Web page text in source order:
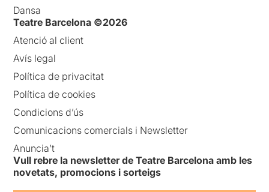
Dansa
Teatre Barcelona ©2026
Atenció al client
Avís legal
Política de privacitat
Política de cookies
Condicions d’ús
Comunicacions comercials i Newsletter
Anuncia’t
Vull rebre la newsletter de Teatre Barcelona amb les
novetats, promocions i sorteigs